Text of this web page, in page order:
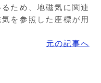
ため、地磁気に関連
を参照した座標が用
元の記事へ